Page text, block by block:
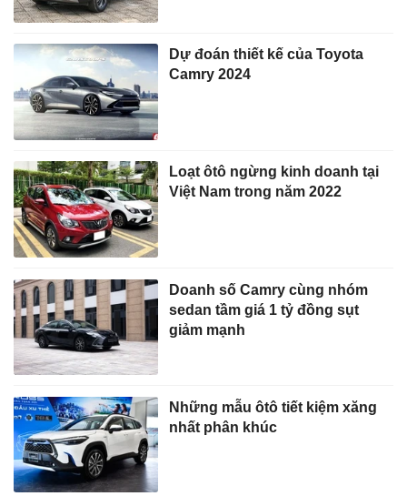
Dự đoán thiết kế của Toyota
Camry 2024
Loạt ôtô ngừng kinh doanh tại
Việt Nam trong năm 2022
Doanh số Camry cùng nhóm
sedan tầm giá 1 tỷ đồng sụt
giảm mạnh
Những mẫu ôtô tiết kiệm xăng
nhất phân khúc